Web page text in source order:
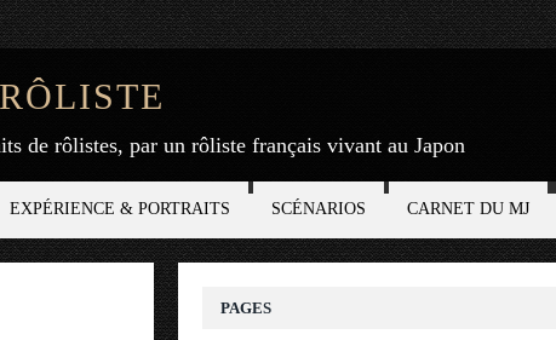
de rôlistes, par un rôliste français vivant au Japon
EXPÉRIENCE & PORTRAITS SCÉNARIOS CARNET DU MJ
PAGES